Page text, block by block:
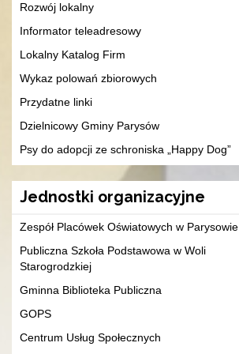
Rozwój lokalny
Informator teleadresowy
Lokalny Katalog Firm
Wykaz polowań zbiorowych
Przydatne linki
Dzielnicowy Gminy Parysów
Psy do adopcji ze schroniska „Happy Dog”
Jednostki organizacyjne
Zespół Placówek Oświatowych w Parysowie
Publiczna Szkoła Podstawowa w Woli
Starogrodzkiej
Gminna Biblioteka Publiczna
GOPS
Centrum Usług Społecznych